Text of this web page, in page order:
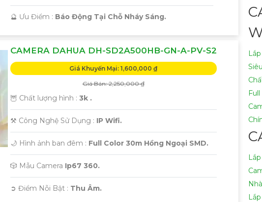
️🔮 Ưu Điểm : Báo Động Tại Chỗ Nháy Sáng.
CAMERA DAHUA DH-SD2A500HB-GN-A-PV-S2
Giá Khuyến Mại: 1,600,000 ₫
Giá Bán: 2,250,000 ₫
🦉 Chất lượng hình : 3k .
⚒ Công Nghệ Sử Dụng : IP Wifi.
🌙 Hình ảnh ban đêm : Full Color 30m Hồng Ngoại SMD.
🎲 Mẫu Camera Ip67 360.
️➲ Điểm Nỗi Bật : Thu Âm.